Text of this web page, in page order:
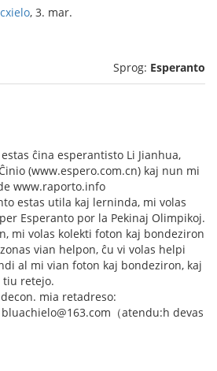
, 3. mar.
Sprog: Esperanto
ĉina esperantisto Li Jianhua,
(www.espero.com.cn) kaj nun mi
www.raporto.info
estas utila kaj lerninda, mi volas
Esperanto por la Pekinaj Olimpikoj.
mi volas kolekti foton kaj bondeziron
vian helpon, ĉu vi volas helpi
al mi vian foton kaj bondeziron, kaj
tiu retejo.
mia retadreso:
（atendu:h devas